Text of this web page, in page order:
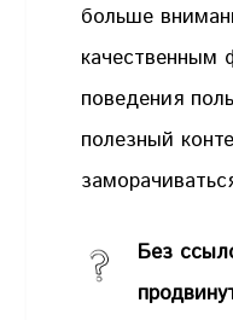
больше
качественным
поведения
полезный
Без